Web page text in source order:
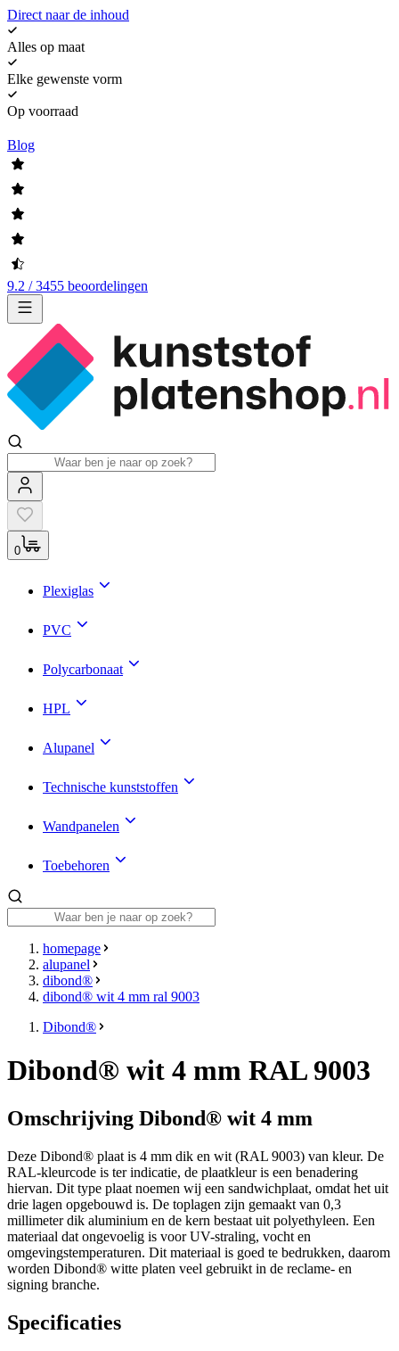
Direct naar de inhoud
Alles op maat
Elke gewenste vorm
Op voorraad
Blog
9.2 / 3455 beoordelingen
0
Plexiglas
PVC
Polycarbonaat
HPL
Alupanel
Technische kunststoffen
Wandpanelen
Toebehoren
homepage
alupanel
dibond®
dibond® wit 4 mm ral 9003
Dibond®
Dibond® wit 4 mm RAL 9003
Omschrijving Dibond® wit 4 mm
Deze Dibond® plaat is 4 mm dik en wit (RAL 9003) van kleur. De
RAL-kleurcode is ter indicatie, de plaatkleur is een benadering
hiervan. Dit type plaat noemen wij een sandwichplaat, omdat het uit
drie lagen opgebouwd is. De toplagen zijn gemaakt van 0,3
millimeter dik aluminium en de kern bestaat uit polyethyleen. Een
materiaal dat ongevoelig is voor UV-straling, vocht en
omgevingstemperaturen. Dit materiaal is goed te bedrukken, daarom
worden Dibond® witte platen veel gebruikt in de reclame- en
signing branche.
Specificaties